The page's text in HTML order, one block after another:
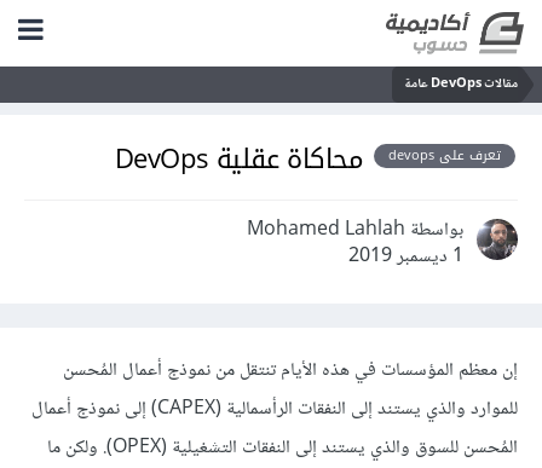
مقالات DevOps عامة
تعرف على devops محاكاة عقلية DevOps
بواسطة Mohamed Lahlah
1 ديسمبر 2019
إن معظم المؤسسات في هذه الأيام تنتقل من نموذج أعمال المُحسن
للموارد والذي يستند إلى النفقات الرأسمالية (CAPEX) إلى نموذج أعمال
المُحسن للسوق والذي يستند إلى النفقات التشغيلية (OPEX). ولكن ما